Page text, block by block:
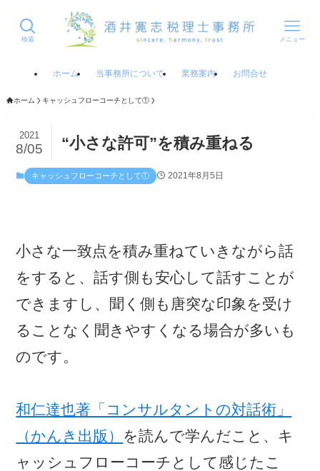
検索 メニュー
ホーム 当事務所について 業務案内 お問合せ
ホーム キャッシュフローコーチとして①
“小さな許可”を積み重ねる
2021
8/05
キャッシュフローコーチとして① 2021年8月5日
小さな一致点を積み重ねていきながら話
をすると、話す側も安心して話すことが
できますし、聞く側も唐突な印象を受け
ることなく聞きやすくなる場合が多いも
のです。
和仁達也著「コンサルタントの対話術」
（かんき出版） を読んで学んだこと、キ
ャッシュフローコーチとして感じたこ